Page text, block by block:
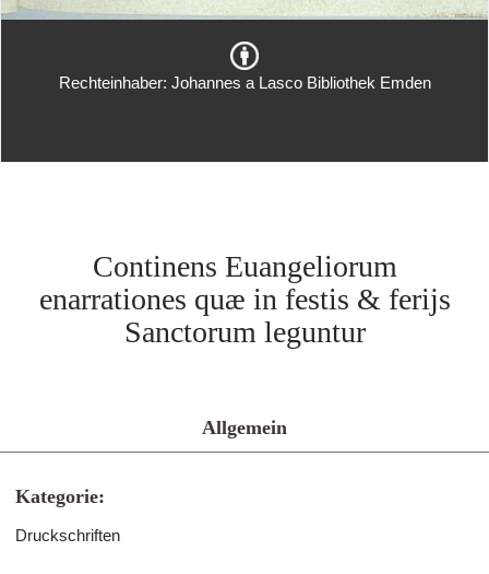
Rechteinhaber: Johannes a Lasco Bibliothek Emden
Continens Euangeliorum
enarrationes quæ in festis & ferijs
Sanctorum leguntur
Allgemein
Kategorie:
Druckschriften